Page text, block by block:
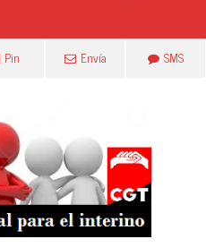
Pin Envía SMS